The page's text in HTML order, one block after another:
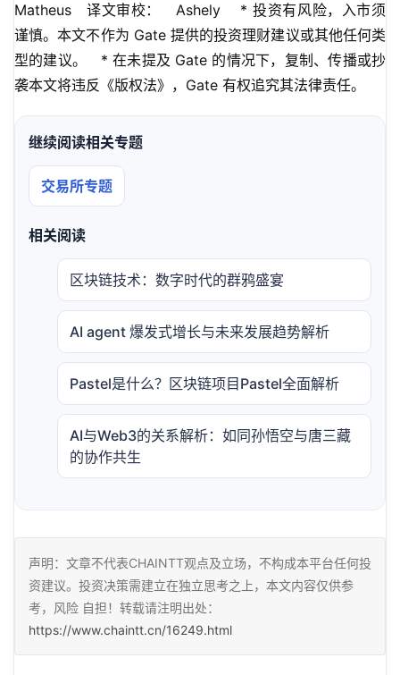
Matheus   译文审校：   Ashely    * 投资有风险，入市须
谨慎。本文不作为 Gate 提供的投资理财建议或其他任何类
型的建议。   * 在未提及 Gate 的情况下，复制、传播或抄
袭本文将违反《版权法》，Gate 有权追究其法律责任。
继续阅读相关专题
交易所专题
相关阅读
区块链技术：数字时代的群鸦盛宴
AI agent 爆发式增长与未来发展趋势解析
Pastel是什么？区块链项目Pastel全面解析
AI与Web3的关系解析：如同孙悟空与唐三藏
的协作共生
声明：文章不代表CHAINTT观点及立场，不构成本平台任何投
资建议。投资决策需建立在独立思考之上，本文内容仅供参
考，风险 自担！转载请注明出处：
https://www.chaintt.cn/16249.html